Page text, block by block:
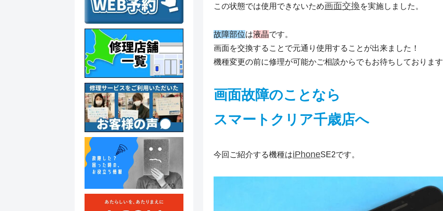
この状態では使用できないため画面交換を実施しました。
故障部位は液晶です。
画面を交換することで元通り使用することが出来ました！
機種変更の前に修理が可能かご相談からでもお待ちしておりま
画面故障のことなら
スマートクリア千歳店へ
今回ご紹介する機種はiPhoneSE2です。